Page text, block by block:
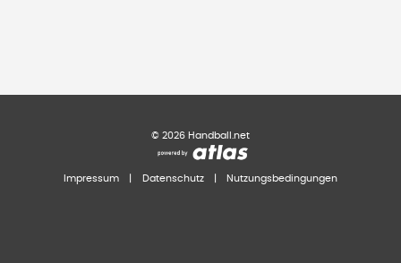
© 2026 Handball.net
Impressum Datenschutz Nutzungsbedingungen